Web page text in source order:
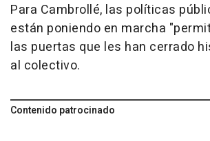
Para Cambrollé, las políticas
están poniendo en marcha
las puertas que les han cerrado
al colectivo.
Contenido patrocinado